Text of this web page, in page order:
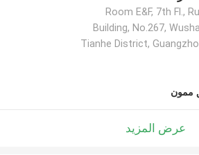
Room E&F, 7th Fl.,
Building, No.267,
Tianhe District,
ممون
عرض المزيد